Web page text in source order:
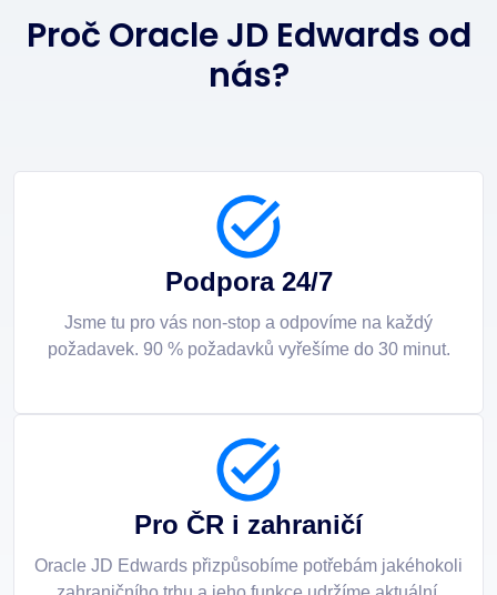
Proč Oracle JD Edwards od
nás?
Podpora 24/7
Jsme tu pro vás non-stop a odpovíme na každý
požadavek. 90 % požadavků vyřešíme do 30 minut.
Pro ČR i zahraničí
Oracle JD Edwards přizpůsobíme potřebám jakéhokoli